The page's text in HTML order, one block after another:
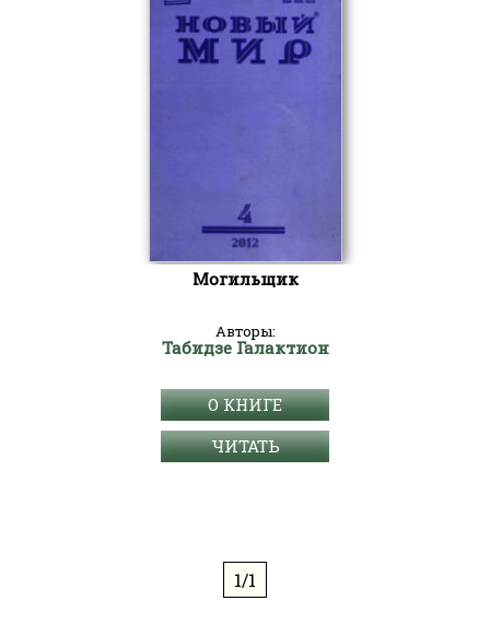
Могильщик
Авторы:
Табидзе Галактион
О КНИГЕ
ЧИТАТЬ
1/1